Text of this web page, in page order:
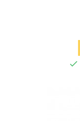
